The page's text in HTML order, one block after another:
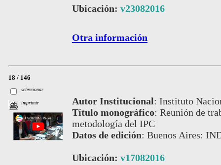
Ubicación: v23082016
Otra información
18 / 146
seleccionar
imprimir Autor Institucional: Instituto
Título monográfico: Reunión de
metodología del IPC
Datos de edición: Buenos Aires:
Ubicación: v17082016